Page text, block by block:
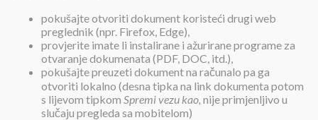
Rebalans plana nabave 2016
Objavljeno:29. srpnja 2016.
Rebalans plana nabave 2016
pokušajte otvoriti dokument koristeći drugi web
preglednik (npr. Firefox, Edge),
provjerite imate li instalirane i ažurirane programe za
otvaranje dokumenata (PDF, DOC, itd.),
pokušajte preuzeti dokument na računalo pa ga
otvoriti lokalno (desna tipka na link dokumenta potom
s lijevom tipkom Spremi vezu kao, nije primjenljivo u
slučaju pregleda sa mobitelom)